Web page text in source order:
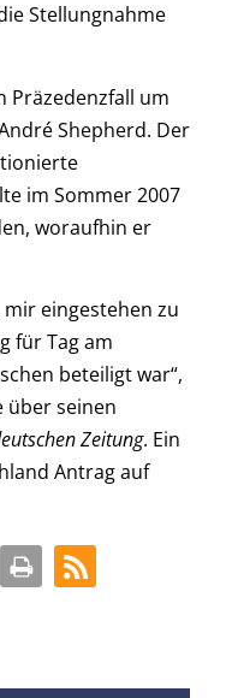
Stellungnahme
Präzedenzfall um
Shepherd. Der
im Sommer 2007
woraufhin er
mir eingestehen zu
für Tag am
beteiligt war“,
über seinen
Zeitung. Ein
Antrag auf